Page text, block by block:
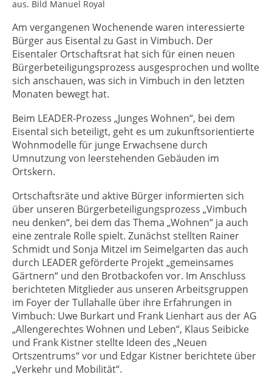
aus. Bild Manuel Royal
Am vergangenen Wochenende waren interessierte
Bürger aus Eisental zu Gast in Vimbuch. Der
Eisentaler Ortschaftsrat hat sich für einen neuen
Bürgerbeteiligungsprozess ausgesprochen und wollte
sich anschauen, was sich in Vimbuch in den letzten
Monaten bewegt hat.
Beim LEADER-Prozess „Junges Wohnen“, bei dem
Eisental sich beteiligt, geht es um zukunftsorientierte
Wohnmodelle für junge Erwachsene durch
Umnutzung von leerstehenden Gebäuden im
Ortskern.
Ortschaftsräte und aktive Bürger informierten sich
über unseren Bürgerbeteiligungsprozess „Vimbuch
neu denken“, bei dem das Thema „Wohnen“ ja auch
eine zentrale Rolle spielt. Zunächst stellten Rainer
Schmidt und Sonja Mitzel im Seimelgarten das auch
durch LEADER geförderte Projekt „gemeinsames
Gärtnern“ und den Brotbackofen vor. Im Anschluss
berichteten Mitglieder aus unseren Arbeitsgruppen
im Foyer der Tullahalle über ihre Erfahrungen in
Vimbuch: Uwe Burkart und Frank Lienhart aus der AG
„Allengerechtes Wohnen und Leben“, Klaus Seibicke
und Frank Kistner stellte Ideen des „Neuen
Ortszentrums“ vor und Edgar Kistner berichtete über
„Verkehr und Mobilität“.